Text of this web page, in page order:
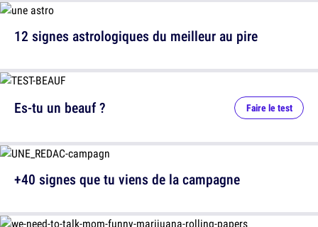
12 signes astrologiques du meilleur au pire
Es-tu un beauf ? Faire le test
+40 signes que tu viens de la campagne